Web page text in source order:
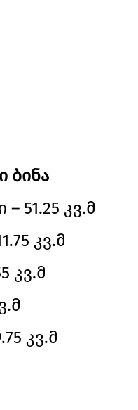
ბინა
51.25 კვ.მ
კვ.მ
კვ.მ
კვ.მ